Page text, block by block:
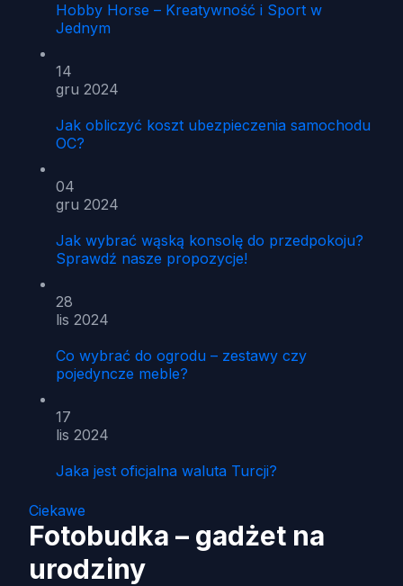
Hobby Horse – Kreatywność i Sport w
Jednym
14
gru 2024
Jak obliczyć koszt ubezpieczenia samochodu
OC?
04
gru 2024
Jak wybrać wąską konsolę do przedpokoju?
Sprawdź nasze propozycje!
28
lis 2024
Co wybrać do ogrodu – zestawy czy
pojedyncze meble?
17
lis 2024
Jaka jest oficjalna waluta Turcji?
Ciekawe
Fotobudka – gadżet na
urodziny